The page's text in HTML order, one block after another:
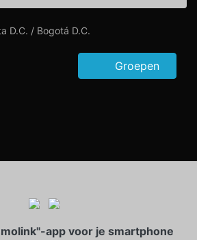
D.C. / Bogotá D.C.
Groepen
app voor je smartphone